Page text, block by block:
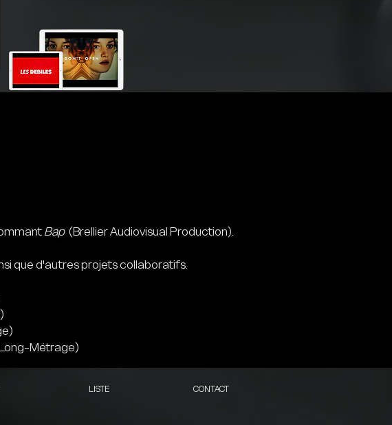
Bap (Brellier Audiovisual Production).
que d'autres projets collaboratifs.
Métrage)
LISTE CONTACT